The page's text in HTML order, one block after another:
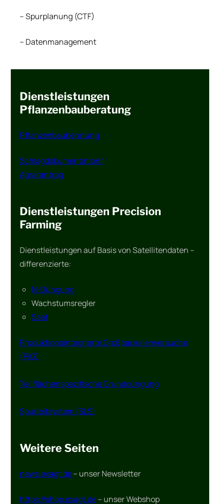
– Spurplanung (CTF)
– Datenmanagement
Dienstleistungen
Pflanzenbauberatung
Pflanzenbauberatung
Schlagdokumentation/
Agrarantrag
Dienstleistungen Precision
Farming
Dienstleistungen auf Basis von Satellitendaten –
differenzierte:
N-Düngung
Wachstumsregler
Saat
Produktionsintegrierte Großparzellenversuche
(PiG)
Teilflächenspezifische Grunddüngung
Spurleitsystem (SLS)
Weitere Seiten
news.exagt.de– unser Newsletter
https://shop.exagt.de– unser Webshop